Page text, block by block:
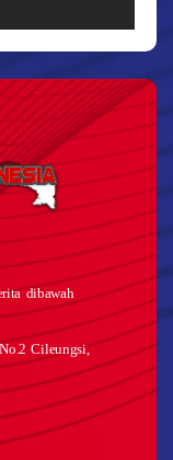
dibawah
Cileungsi,